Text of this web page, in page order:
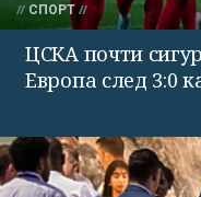
СПОРТ
ЦСКА почти
Европа след 3:0